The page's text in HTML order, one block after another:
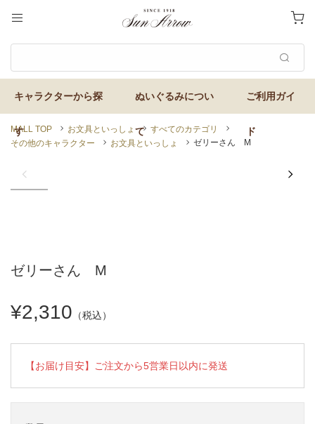
MALL TOP お文具といっしょ
すべてのカテゴリ
その他のキャラクター
お文具といっしょ ゼリーさん M
ゼリーさん M
¥2,310 （税込）
【お届け目安】ご注文から5営業日以内に発送